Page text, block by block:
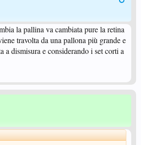
la pallina va cambiata pure la retina
travolta da una pallona più grande e
a dismisura e considerando i set corti a